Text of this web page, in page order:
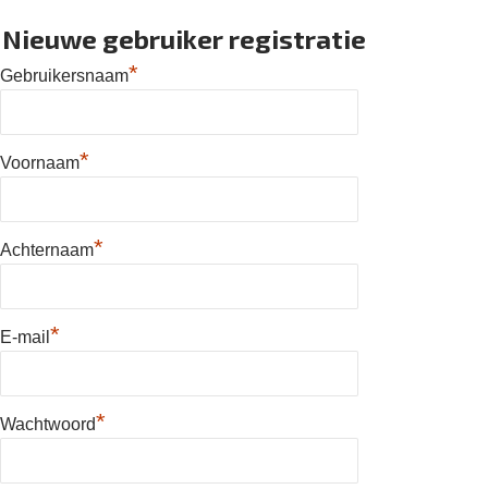
Nieuwe gebruiker registratie
Gebruikersnaam*
Voornaam*
Achternaam*
E-mail *
Wachtwoord*